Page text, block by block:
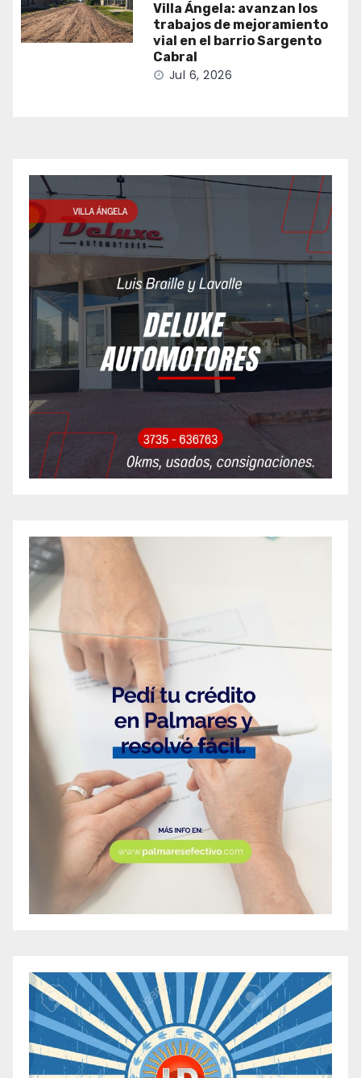
Villa Ángela: avanzan los
trabajos de mejoramiento
vial en el barrio Sargento
Cabral
Jul 6, 2026